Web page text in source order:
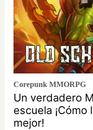
Corepunk MMORPG
Un verdadero
escuela
mejor!